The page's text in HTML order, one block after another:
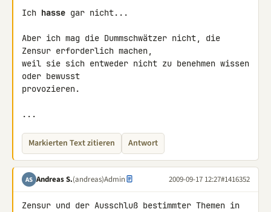
Ich hasse gar nicht...
Aber ich mag die Dummschwätzer nicht, die
Zensur erforderlich machen,
weil sie sich entweder nicht zu benehmen wissen
oder bewusst
provozieren.
...
Markierten Text zitieren Antwort
AS Andreas S.(andreas)Admin 2009-09-17 12:27#1416352
Zensur und der Ausschluß bestimmter Themen in